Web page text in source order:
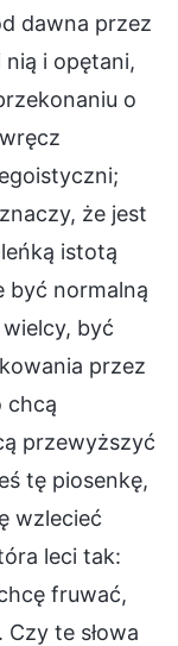
dawna przez
i opętani,
o
że jest
istotą
być normalną
być
przez
chcą
przewyższyć
tę piosenkę,
wzlecieć
leci tak:
fruwać,
te słowa